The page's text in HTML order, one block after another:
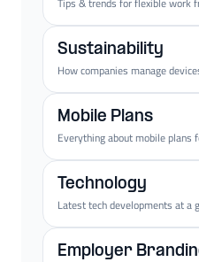
Sustainability
How companies manage
Mobile Plans
Everything about mobile plans
Technology
Latest tech developments at a
Employer